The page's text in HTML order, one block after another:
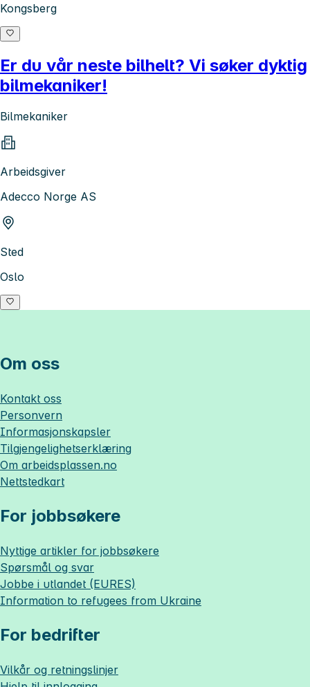
Kongsberg
Er du vår neste bilhelt? Vi søker dyktig
bilmekaniker!
Bilmekaniker
Arbeidsgiver
Adecco Norge AS
Sted
Oslo
Om oss
Kontakt oss
Personvern
Informasjonskapsler
Tilgjengelighetserklæring
Om arbeidsplassen.no
Nettstedkart
For jobbsøkere
Nyttige artikler for jobbsøkere
Spørsmål og svar
Jobbe i utlandet (EURES)
Information to refugees from Ukraine
For bedrifter
Vilkår og retningslinjer